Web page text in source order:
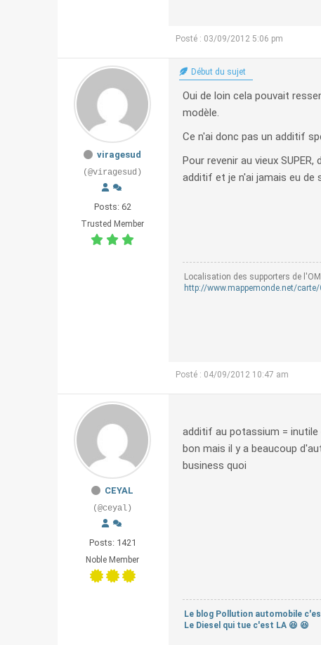
Posté : 03/09/2012 5:06 pm
viragesud
(@viragesud)
Posts: 62
Trusted Member
Début du sujet
Oui de loin cela pouvait
modèle.
Ce n'ai donc pas un additif
Pour revenir au vieux
additif et je n'ai jamais eu de
Localisation des supporters de
http://www.mappemonde.net/
Posté : 04/09/2012 10:47 am
CEYAL
(@ceyal)
Posts: 1421
Noble Member
additif au potassium = inutile
bon mais il y a beaucoup
business quoi
Le blog Pollution automobile
Le Diesel qui tue c'est LA 😆 😆